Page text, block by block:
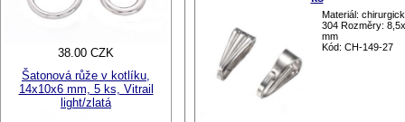
Materiál:
304 Rozměry:
mm
Kód: CH-149-27
38.00 CZK
Šatonová růže v kotlíku,
14x10x6 mm, 5 ks, Vitrail
light/zlatá